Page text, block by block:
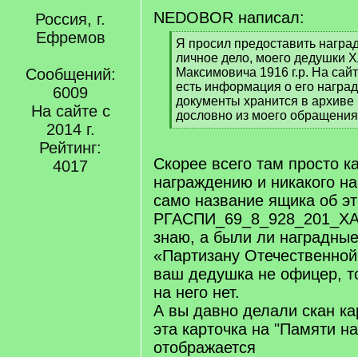
Россия, г.
Ефремов
Сообщений:
6009
На сайте с
2014 г.
Рейтинг:
4017
NEDOBOR написал:
[
q
]
Я просил предоставить
личное дело, моего дедушки
Максимовича 1916 г.р. На
есть информация о его
документы хранится в
дословно из моего
[
q
]
Скорее всего там просто
награждению и никакого
само название ящика об
знаю, а были ли
«Партизану
ваш дедушка не офицер,
на него нет.
А вы давно делали скан
эта карточка на "Памяти
отображается